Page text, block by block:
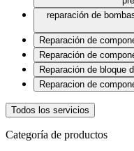
reparación de
Reparación de
Reparación de
Reparación de bloque
Reparacion de
Todos los servicios
Categoría de productos